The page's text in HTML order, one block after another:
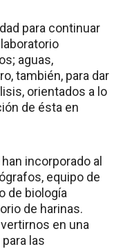
para continuar
aguas,
también, para dar
orientados a lo
de ésta en
incorporado al
equipo de
de biología
de harinas.
en una
las